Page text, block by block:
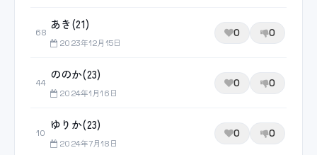
68
あき(21)
2023年12月15日
0 0
44
ののか(23)
2024年1月16日
0 0
10
ゆりか(23)
2024年7月18日
0 0